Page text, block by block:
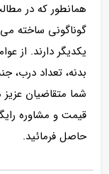
همانطور که در
گوناگونی ساخته
یکدیگر دارند. از
بدنه، تعداد درب،
شما متقاضیان
قیمت و مشاوره
حاصل فرمائید.